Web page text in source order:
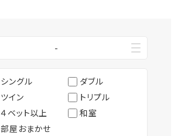
-
シングル
ダブル
ツイン
トリプル
４ベット以上
和室
部屋おまかせ